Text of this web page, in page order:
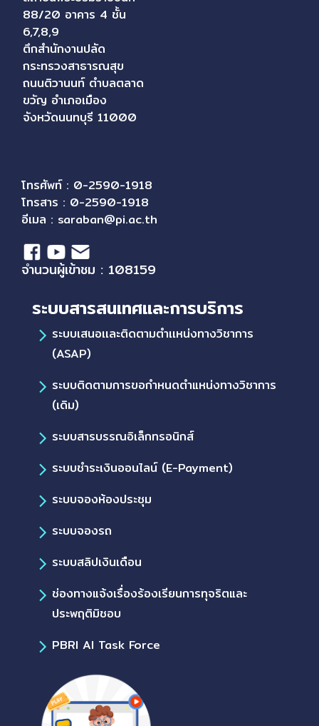
88/20 อาคาร 4 ชั้น
6,7,8,9
ตึกสำนักงานปลัด
กระทรวงสาธารณสุข
ถนนติวานนท์ ตำบลตลาด
ขวัญ อำเภอเมือง
จังหวัดนนทบุรี 11000
โทรศัพท์ : 0-2590-1918
โทรสาร : 0-2590-1918
อีเมล : saraban@pi.ac.th
จำนวนผู้เข้าชม : 108159
ระบบสารสนเทศและการบริการ
ระบบเสนอเเละติดตามตำเเหน่งทางวิชาการ
(ASAP)
ระบบติดตามการขอกำหนดตำแหน่งทางวิชาการ
(เดิม)
ระบบสารบรรณอิเล็กทรอนิกส์
ระบบชำระเงินออนไลน์ (E-Payment)
ระบบจองห้องประชุม
ระบบจองรถ
ระบบสลิปเงินเดือน
ช่องทางแจ้งเรื่องร้องเรียนการทุจริตและ
ประพฤติมิชอบ
PBRI AI Task Force